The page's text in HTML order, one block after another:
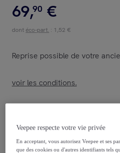
69,90 €
dont éco-part. : 1,52 €
Reprise possible de votre
voir les conditions.
Veepee respecte votre vie privée
En acceptant, vous autorisez Veepee et ses
que des cookies ou d'autres identifiants tels